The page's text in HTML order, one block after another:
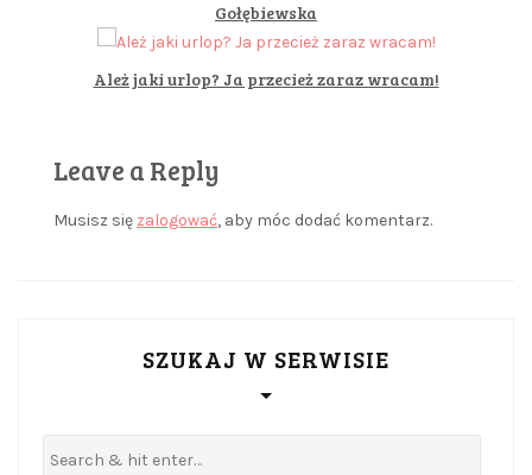
Gołębiewska
Ależ jaki urlop? Ja przecież zaraz wracam!
Leave a Reply
Musisz się zalogować, aby móc dodać komentarz.
SZUKAJ W SERWISIE